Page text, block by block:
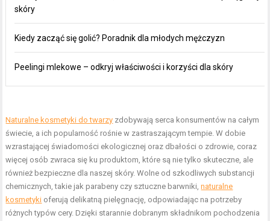
skóry
Kiedy zacząć się golić? Poradnik dla młodych mężczyzn
Peelingi mlekowe – odkryj właściwości i korzyści dla skóry
Naturalne kosmetyki do twarzy zdobywają serca konsumentów na całym
świecie, a ich popularność rośnie w zastraszającym tempie. W dobie
wzrastającej świadomości ekologicznej oraz dbałości o zdrowie, coraz
więcej osób zwraca się ku produktom, które są nie tylko skuteczne, ale
również bezpieczne dla naszej skóry. Wolne od szkodliwych substancji
chemicznych, takie jak parabeny czy sztuczne barwniki,naturalne
kosmetyki oferują delikatną pielęgnację, odpowiadając na potrzeby
różnych typów cery. Dzięki starannie dobranym składnikom pochodzenia